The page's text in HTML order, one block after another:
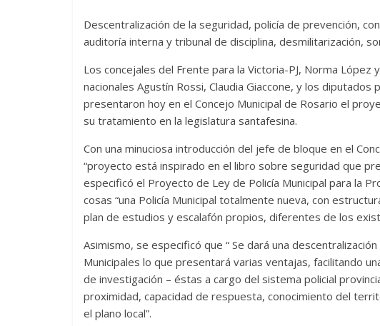
Descentralización de la seguridad, policía de prevención,
auditoría interna y tribunal de disciplina, desmilitarización,
Los concejales del Frente para la Victoria-PJ, Norma
nacionales Agustín Rossi, Claudia Giaccone, y los
presentaron hoy en el Concejo Municipal de Rosario el
su tratamiento en la legislatura santafesina.
Con una minuciosa introducción del jefe de bloque en el
“proyecto está inspirado en el libro sobre seguridad que
especificó el Proyecto de Ley de Policía Municipal para la
cosas “una Policía Municipal totalmente nueva, con
plan de estudios y escalafón propios, diferentes de los
Asimismo, se especificó que “ Se dará una
Municipales lo que presentará varias ventajas, facilitando
de investigación – éstas a cargo del sistema policial
proximidad, capacidad de respuesta, conocimiento del
el plano local”.